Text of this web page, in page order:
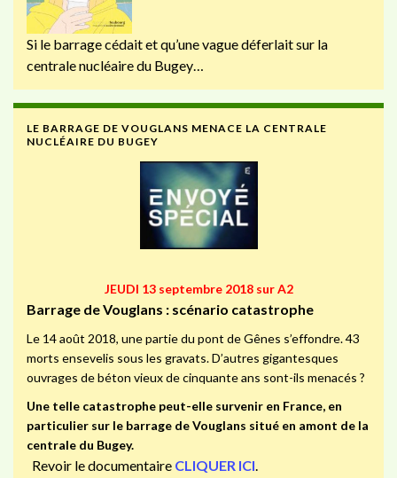
Si le barrage cédait et qu’une vague déferlait sur la
centrale nucléaire du Bugey…
LE BARRAGE DE VOUGLANS MENACE LA CENTRALE
NUCLÉAIRE DU BUGEY
JEUDI 13 septembre 2018 sur A2
Barrage de Vouglans : scénario catastrophe
Le 14 août 2018, une partie du pont de Gênes s’effondre. 43
morts ensevelis sous les gravats. D’autres gigantesques
ouvrages de béton vieux de cinquante ans sont-ils menacés ?
Une telle catastrophe peut-elle survenir en France, en
particulier sur le barrage de Vouglans situé en amont de la
centrale du Bugey.
Revoir le documentaire CLIQUER ICI.